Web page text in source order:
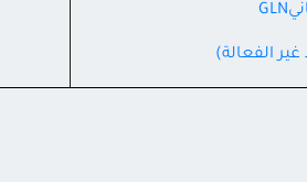
الفعالة)